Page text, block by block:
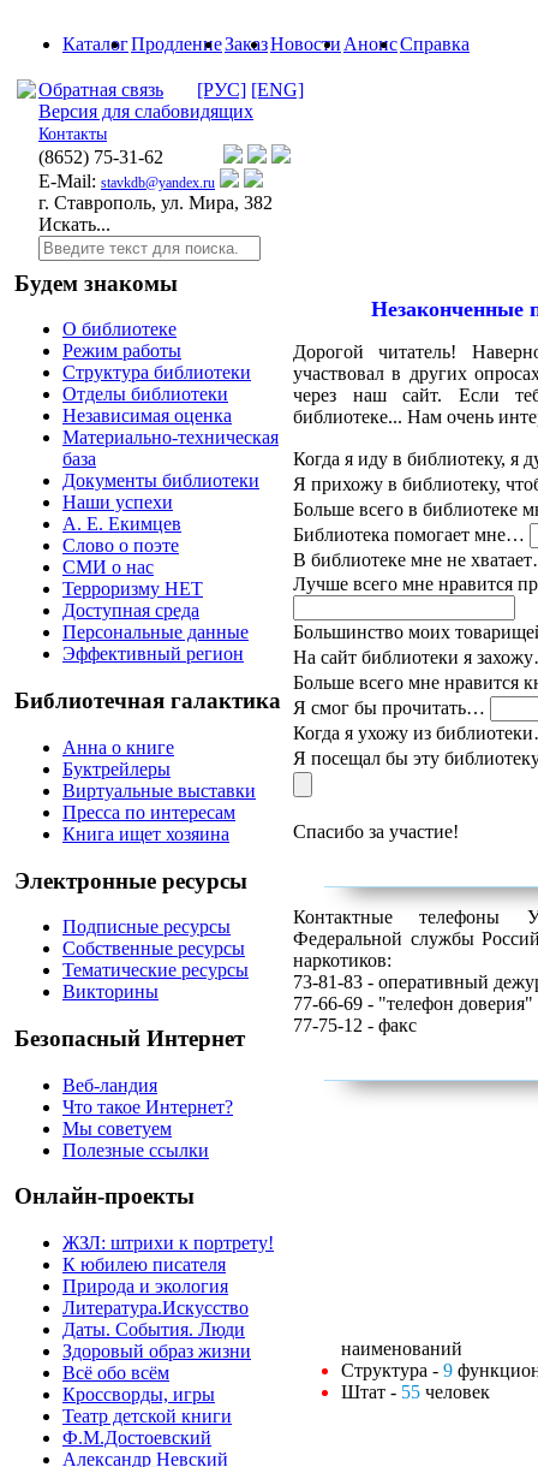
КаталогПродлениеЗаказНовости АнонсСправка
Обратная связь [РУС] [ENG]
Версия для слабовидящих
Контакты
(8652) 75-31-62
E-Mail: stavkdb@yandex.ru
г. Ставрополь, ул. Мира, 382
Искать...
Будем знакомы
О библиотеке
Режим работы
Структура библиотеки
Отделы библиотеки
Независимая оценка
Материально-техническая
база
Документы библиотеки
Наши успехи
А. Е. Екимцев
Слово о поэте
СМИ о нас
Терроризму НЕТ
Доступная среда
Персональные данные
Эффективный регион
Библиотечная галактика
Анна о книге
Буктрейлеры
Виртуальные выставки
Пресса по интересам
Книга ищет хозяина
Электронные ресурсы
Подписные ресурсы
Собственные ресурсы
Тематические ресурсы
Викторины
Безопасный Интернет
Веб-ландия
Что такое Интернет?
Мы советуем
Полезные ссылки
Онлайн-проекты
ЖЗЛ: штрихи к портрету!
К юбилею писателя
Природа и экология
Литература.Искусство
Даты. События. Люди
Здоровый образ жизни
Всё обо всём
Кроссворды, игры
Театр детской книги
Ф.М.Достоевский
Александр Невский
Незаконченные
Дорогой читатель!
участвовал в других
через наш сайт. Если
библиотеке... Нам очень
Когда я иду в библиотеку,
Я прихожу в библиотеку,
Больше всего в библиотеке
Библиотека помогает мне…
В библиотеке мне не
Лучше всего мне нравится
Большинство моих
На сайт библиотеки я
Больше всего мне нравится
Я смог бы прочитать…
Когда я ухожу из
Я посещал бы эту
Спасибо за участие!
Контактные телефоны
Федеральной службы
наркотиков:
73-81-83 - оперативный
77-66-69 - "телефон доверия"
77-75-12 - факс
наименований
Структура - 9
Штат - 55 человек